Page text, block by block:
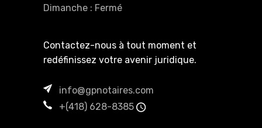
Dimanche : Fermé
Contactez-nous à tout moment et
redéfinissez votre avenir juridique.
info@gpnotaires.com
+(418) 628-8385